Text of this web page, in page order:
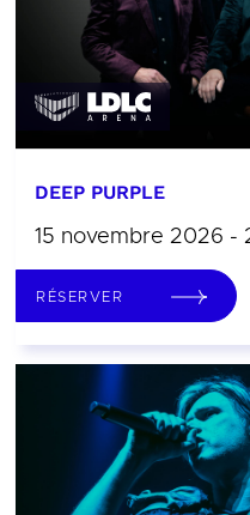
DEEP PURPLE
15 novembre 2026 -
RÉSERVER